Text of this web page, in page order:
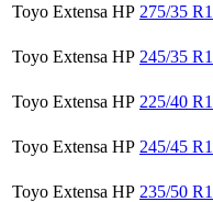
Toyo Extensa HP 275/35
Toyo Extensa HP 245/35
Toyo Extensa HP 225/40
Toyo Extensa HP 245/45
Toyo Extensa HP 235/50